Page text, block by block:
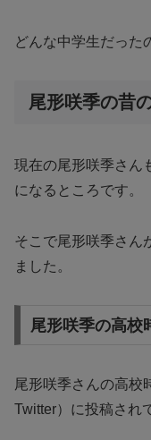
どんな中学生だった
尾形咲季の昔
現在の尾形咲季さん
になるところです。
そこで尾形咲季さん
ました。
尾形咲季の高校
尾形咲季さんの高校
Twitter）に投稿され